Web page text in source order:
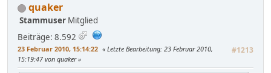
quaker
Stammuser Mitglied
Beiträge: 8.592
23 Februar 2010, 15:14:22 #1213
Letzte Bearbeitung: 23 Februar 2010,
15:19:47 von quaker